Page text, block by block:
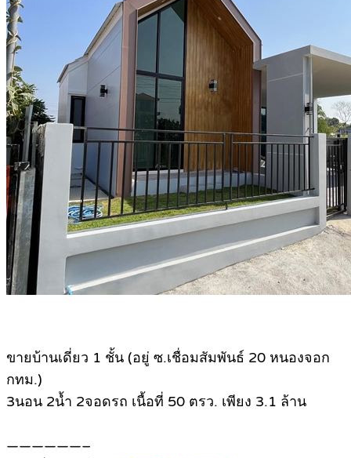
ขายบ้านเดี่ยว 1 ชั้น (อยู่ ซ.เชื่อมสัมพันธ์ 20 หนองจอก
กทม.)
3นอน 2น้ำ 2จอดรถ เนื้อที่ 50 ตรว. เพียง 3.1 ล้าน
——————–